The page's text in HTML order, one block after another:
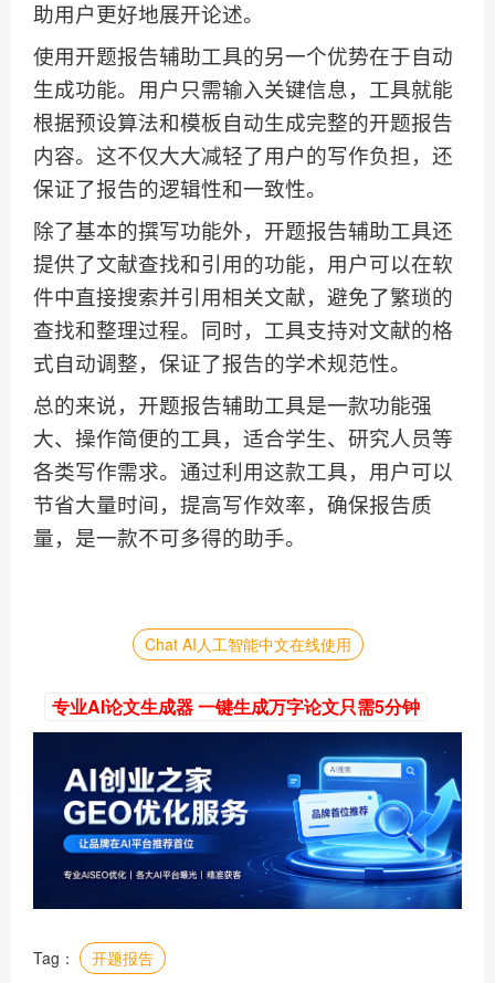
助用户更好地展开论述。
使用开题报告辅助工具的另一个优势在于自动
生成功能。用户只需输入关键信息，工具就能
根据预设算法和模板自动生成完整的开题报告
内容。这不仅大大减轻了用户的写作负担，还
保证了报告的逻辑性和一致性。
除了基本的撰写功能外，开题报告辅助工具还
提供了文献查找和引用的功能，用户可以在软
件中直接搜索并引用相关文献，避免了繁琐的
查找和整理过程。同时，工具支持对文献的格
式自动调整，保证了报告的学术规范性。
总的来说，开题报告辅助工具是一款功能强
大、操作简便的工具，适合学生、研究人员等
各类写作需求。通过利用这款工具，用户可以
节省大量时间，提高写作效率，确保报告质
量，是一款不可多得的助手。
Chat AI人工智能中文在线使用
专业AI论文生成器 一键生成万字论文只需5分钟
Tag： 开题报告